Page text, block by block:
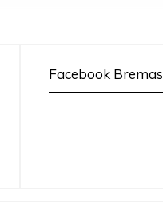
Facebook